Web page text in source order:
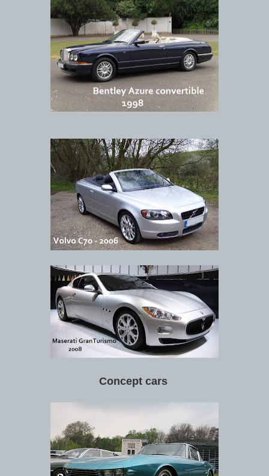
Concept cars